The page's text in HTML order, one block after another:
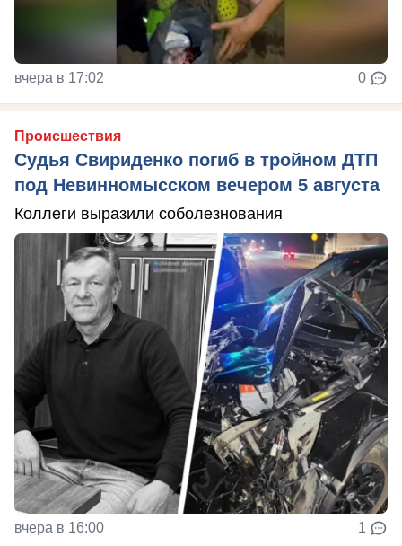
вчера в 17:02 0
Происшествия
Судья Свириденко погиб в тройном ДТП
под Невинномысском вечером 5 августа
Коллеги выразили соболезнования
вчера в 16:00 1